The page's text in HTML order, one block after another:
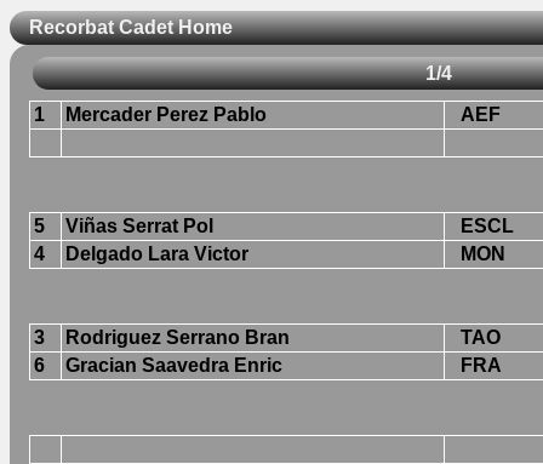
Recorbat Cadet Home
1/4
1 Mercader Perez Pablo AEF
5 Viñas Serrat Pol
ESCL
4
Delgado Lara Victor MON
3 Rodriguez Serrano Bran
TAO
6
Gracian Saavedra Enric FRA